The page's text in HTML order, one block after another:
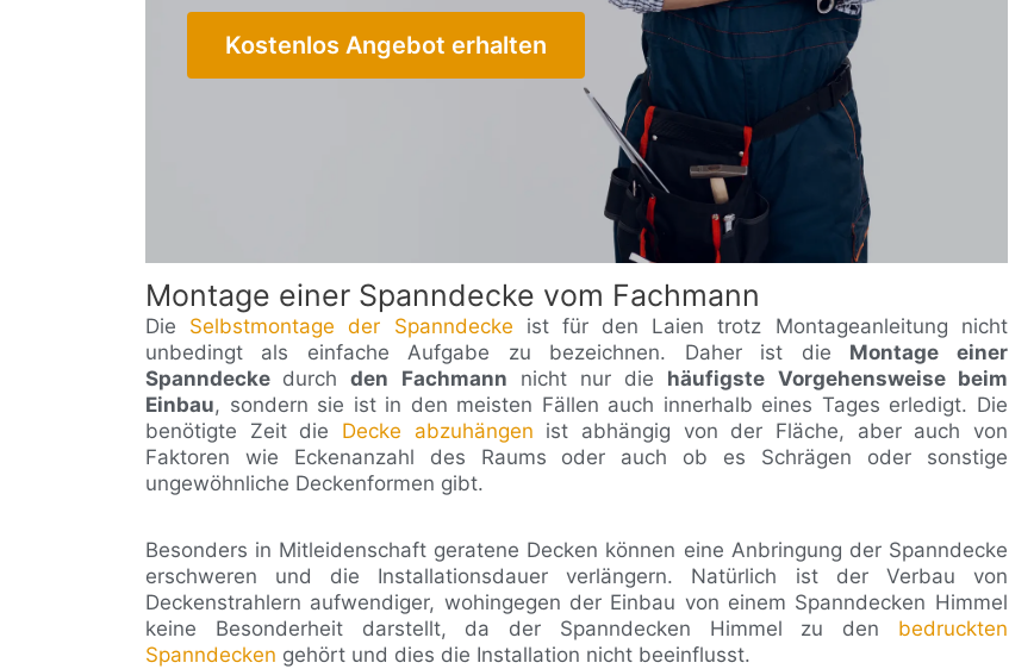
Kostenlos Angebot erhalten
Montage einer Spanndecke vom Fachmann
Die Selbstmontage der Spanndecke ist für den Laien trotz Montageanleitung nicht
unbedingt als einfache Aufgabe zu bezeichnen. Daher ist die Montage einer
Spanndecke durchden Fachmann nicht nur die häufigste Vorgehensweise beim
Einbau, sondern sie ist in den meisten Fällen auch innerhalb eines Tages erledigt. Die
benötigte Zeit die Decke abzuhängen ist abhängig von der Fläche, aber auch von
Faktoren wie Eckenanzahl des Raums oder auch ob es Schrägen oder sonstige
ungewöhnliche Deckenformen gibt.
Besonders in Mitleidenschaft geratene Decken können eine Anbringung der Spanndecke
erschweren und die Installationsdauer verlängern. Natürlich ist der Verbau von
Deckenstrahlern aufwendiger, wohingegen der Einbau von einem Spanndecken Himmel
keine Besonderheit darstellt, da der Spanndecken Himmel zu den bedruckten
Spanndecken gehört und dies die Installation nicht beeinflusst.